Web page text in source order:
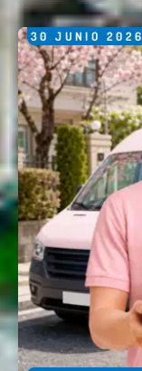
30 JUNIO 2026